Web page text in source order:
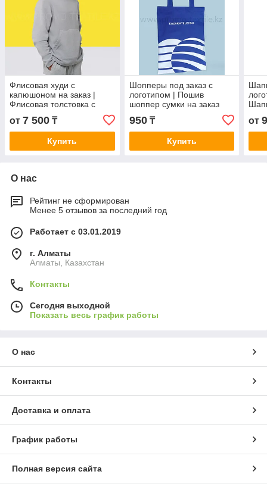
Флисовая худи с
капюшоном на заказ |
Флисовая толстовка с
капошоном
от 7 500 ₸
Купить
Шопперы под заказ с
логотипом | Пошив
шоппер сумки на заказ
950₸
Купить
от
О нас
Рейтинг не сформирован
Менее 5 отзывов за последний год
Работает с 03.01.2019
г. Алматы
Алматы, Казахстан
Контакты
Сегодня выходной
Показать весь график работы
О нас
Контакты
Доставка и оплата
График работы
Полная версия сайта